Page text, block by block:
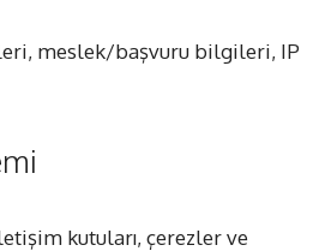
meslek/başvuru bilgileri, IP
kutuları, çerezler ve